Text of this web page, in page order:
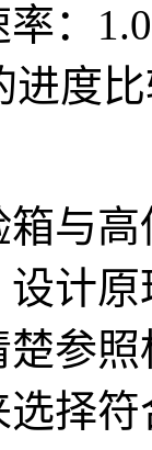
：
度
与
计
参
择